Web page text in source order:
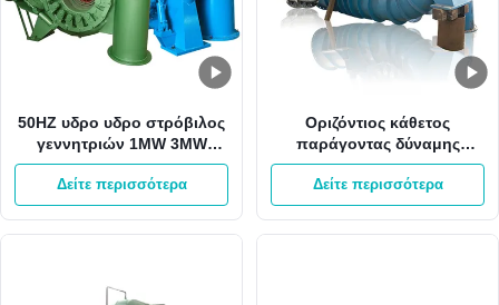
50HZ υδρο υδρο στρόβιλος
γεννητριών 1MW 3MW
Pelton Francis δύναμης
Δείτε περισσότερα
Οριζόντιος κάθετος
παράγοντας δύναμης
γεννητριών 2000kw 0,8
υδροηλεκτρικής ενέργειας
Δείτε περισσότερα